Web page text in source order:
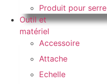
Produit pour serre
Outil et
matériel
Accessoire
Attache
Echelle